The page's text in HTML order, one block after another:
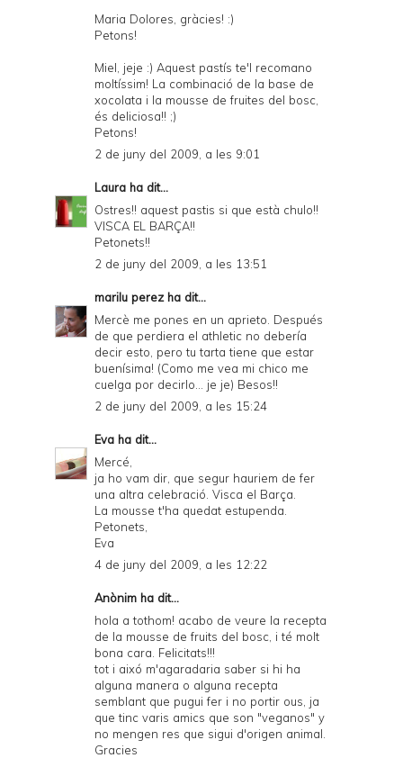
Maria Dolores, gràcies! :)
Petons!
Miel, jeje :) Aquest pastís te'l recomano
moltíssim! La combinació de la base de
xocolata i la mousse de fruites del bosc,
és deliciosa!! ;)
Petons!
2 de juny del 2009, a les 9:01
Laura ha dit...
Ostres!! aquest pastis si que està chulo!!
VISCA EL BARÇA!!
Petonets!!
2 de juny del 2009, a les 13:51
marilu perezha dit...
Mercè me pones en un aprieto. Después
de que perdiera el athletic no debería
decir esto, pero tu tarta tiene que estar
buenísima! (Como me vea mi chico me
cuelga por decirlo... je je) Besos!!
2 de juny del 2009, a les 15:24
Eva ha dit...
Mercé,
ja ho vam dir, que segur hauriem de fer
una altra celebració. Visca el Barça.
La mousse t'ha quedat estupenda.
Petonets,
Eva
4 de juny del 2009, a les 12:22
Anònim ha dit...
hola a tothom! acabo de veure la recepta
de la mousse de fruits del bosc, i té molt
bona cara. Felicitats!!!
tot i aixó m'agaradaria saber si hi ha
alguna manera o alguna recepta
semblant que pugui fer i no portir ous, ja
que tinc varis amics que son "veganos" y
no mengen res que sigui d'origen animal.
Gracies